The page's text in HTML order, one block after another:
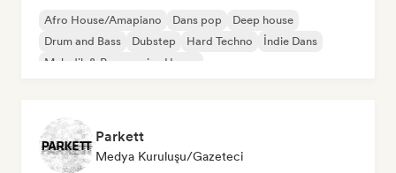
Afro House/Amapiano Dans pop
Deep house
Drum and Bass
Dubstep Hard Techno
İndie Dans
Melodik & Progressive House
Parkett
Medya Kuruluşu/Gazeteci